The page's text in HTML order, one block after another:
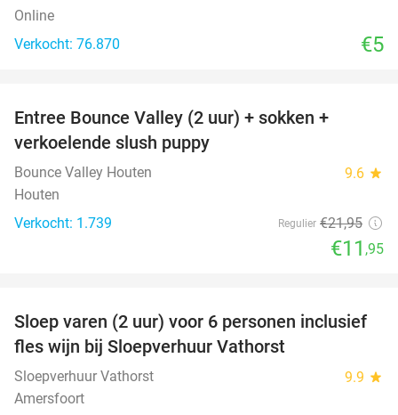
Online
Verkocht: 76.870
€5
Entree Bounce Valley (2 uur) + sokken +
verkoelende slush puppy
Bounce Valley Houten 9.6 star
Houten
Verkocht: 1.739
Regulier €21,95
€11 ,95
41%
Sloep varen (2 uur) voor 6 personen inclusief
fles wijn bij Sloepverhuur Vathorst
Sloepverhuur Vathorst 9.9 star
Amersfoort